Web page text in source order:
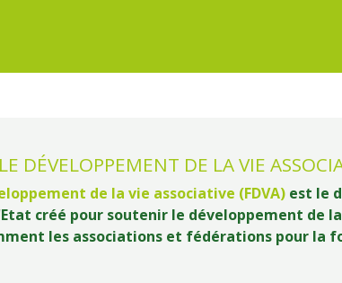
DÉVELOPPEMENT DE LA VIE
de la vie associative (FDVA) est le
créé pour soutenir le développement de
les associations et fédérations pour la